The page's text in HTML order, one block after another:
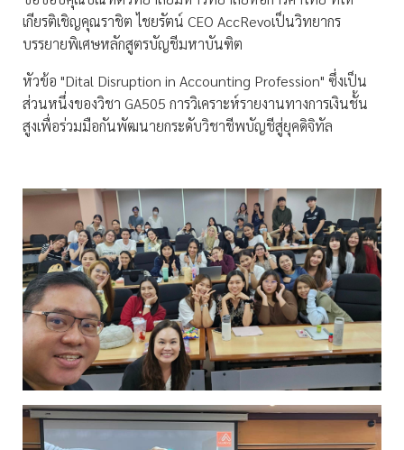
เกียรติเชิญคุณราชิต​ ไชยรัตน์​ CEO​ AccRevoเป็นวิทยากร
บรรยายพิเศษหลักสูตรบัญชีมหาบันฑิต
หัวข้อ ​"Dital Disruption in Accounting Profession" ซึ่งเป็น
ส่วนหนึ่งของวิชา​ GA505 การวิเคราะห์รายงานทางการเงินชั้น
สูงเพื่อร่วมมือกันพัฒนายกระดับวิชาชีพบัญชีสู่ยุคดิจิทัล